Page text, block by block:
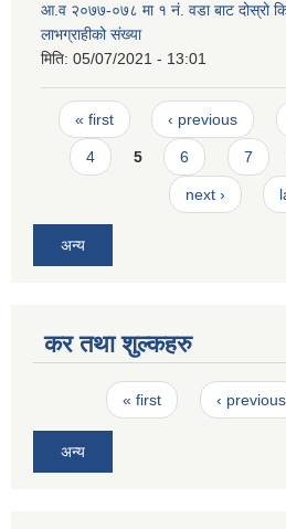
आ.व २०७७-०७८ मा १ न‌ं. वडा बाट दोस्रो
लाभग्राहीको संख्या
मिति: 05/07/2021 - 13:01
Pages
« first ‹ previous
4 5 6 7
next ›
अन्य
कर तथा शुल्कहरु
Pages« first ‹ previous
अन्य